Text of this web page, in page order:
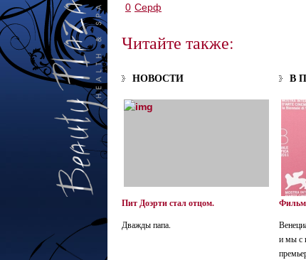
0 Серф
Читайте также:
НОВОСТИ
Пит Доэрти стал отцом.
Дважды папа.
В
и мы с